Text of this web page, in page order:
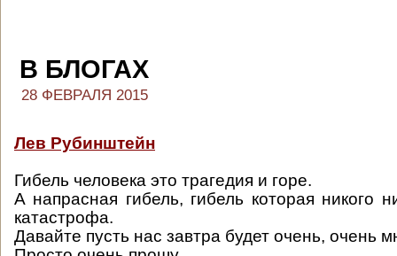
В БЛОГАХ
28 ФЕВРАЛЯ 2015
Лев Рубинштейн
Гибель человека это трагедия и горе.
А напрасная гибель, гибель которая никого
катастрофа.
Давайте пусть нас завтра будет очень, очень